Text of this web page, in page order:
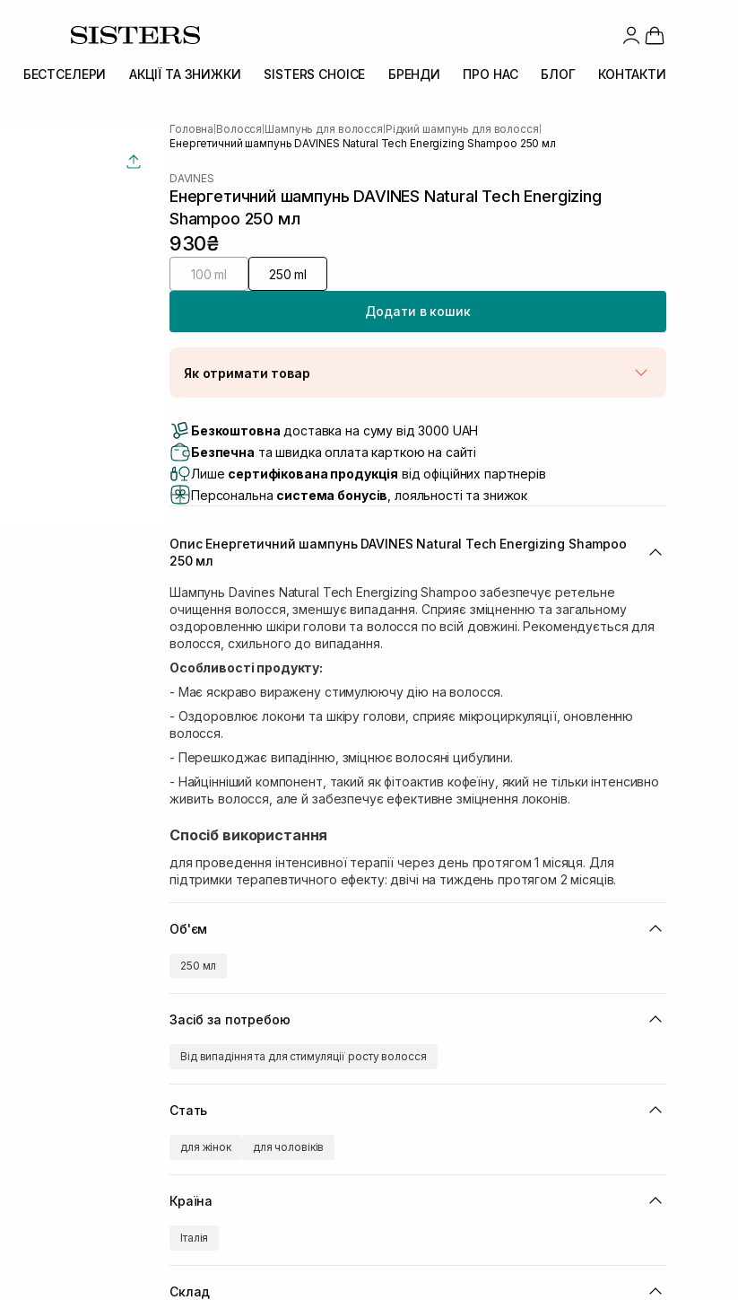
БЕСТСЕЛЕРИ АКЦІЇ ТА ЗНИЖКИ SISTERS CHOICE БРЕНДИ ПРО НАС БЛОГ КОНТАКТИ
Головна Волосся Шампунь для волосся Рідкий шампунь для волосся
Енергетичний шампунь DAVINES Natural Tech Energizing Shampoo 250 мл
DAVINES
Енергетичний шампунь DAVINES Natural Tech Energizing
Shampoo 250 мл
930₴
100 ml 250 ml
Додати в кошик
Як отримати товар
Самовивіз м. Луцьк, вул. Винниченка 4
Самовивіз м. Львів, вул. Академіка Підстригача, 1В
(Duck’s Lake)
Самовивіз м. Львів, вул. Івана Франка 36
Самовивіз м. Львів, вул. Степана Бандери 45 В наявності
Самовивіз м. Рівне, вул. Кулика і Гудачека 23 (ТЦ
Екватор)
Немає в наявності!
Безкоштовна доставка на суму від 3000 UAH
Безпечна та швидка оплата карткою на сайті
Лише сертифікована продукція від офіційних партнерів
Персональна система бонусів , лояльності та знижок
Опис Енергетичний шампунь DAVINES Natural Tech Energizing Shampoo
250 мл
Шампунь Davines Natural Tech Energizing Shampoo забезпечує ретельне
очищення волосся, зменшує випадання. Сприяє зміцненню та загальному
оздоровленню шкіри голови та волосся по всій довжині. Рекомендується для
волосся, схильного до випадання.
Особливості продукту:
- Має яскраво виражену стимулюючу дію на волосся.
- Оздоровлює локони та шкіру голови, сприяє мікроциркуляції, оновленню
волосся.
- Перешкоджає випадінню, зміцнює волосяні цибулини.
- Найцінніший компонент, такий як фітоактив кофеїну, який не тільки інтенсивно
живить волосся, але й забезпечує ефективне зміцнення локонів.
Спосіб використання
для проведення інтенсивної терапії через день протягом 1 місяця. Для
підтримки терапевтичного ефекту: двічі на тиждень протягом 2 місяців.
Об'єм
250 мл
Засіб за потребою
Від випадіння та для стимуляції росту волосся
Стать
для жінок для чоловіків
Країна
Італія
Склад